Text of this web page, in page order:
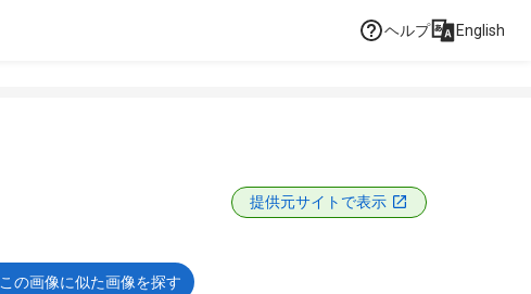
ヘルプ English
提供元サイトで表示
この画像に似た画像を探す